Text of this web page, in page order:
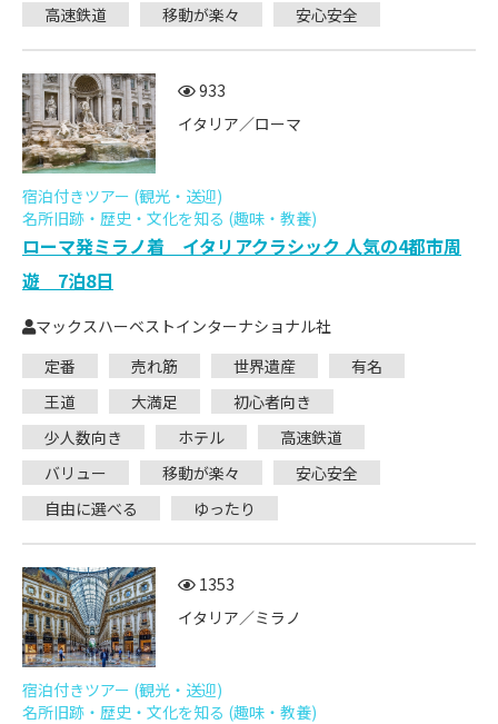
高速鉄道
移動が楽々 安心安全
933
イタリア／ローマ
宿泊付きツアー (観光・送迎)
名所旧跡・歴史・文化を知る (趣味・教養)
ローマ発ミラノ着 イタリアクラシック 人気の4都市周
遊 7泊8日
マックスハーベストインターナショナル社
定番
売れ筋 世界遺産
有名
王道
大満足
初心者向き
少人数向き
ホテル
高速鉄道
バリュー
移動が楽々
安心安全
自由に選べる
ゆったり
1353
イタリア／ミラノ
宿泊付きツアー (観光・送迎)
名所旧跡・歴史・文化を知る (趣味・教養)